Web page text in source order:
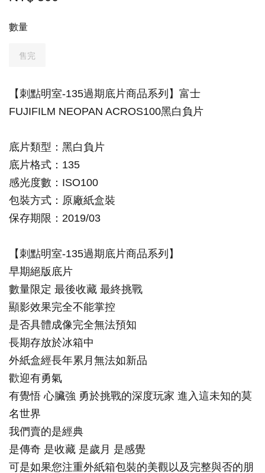
數量
售完
【 刺點明室-135過期底片商品系列 】富士
FUJIFILM NEOPAN ACROS100黑白負片
底片類型 ： 黑白負片
底片格式 ： 135
感光度數 ： ISO100
包裝方式 ： 原廠紙盒裝
保存期限 ： 2019/03
【刺點明室-135過期底片商品系列】
早期絕版底片
數量限定 最後收藏 最終挑戰
顯影效果完全不能掌控
是否具體成像完全無法預知
長期存放於冰箱中
外紙盒經長年累月無法如新品
歡迎有勇氣
有覺悟 心臟強 勇於挑戰的深度玩家 進入這未知的莫
名世界
我們賣的是經典
是傳奇 是收藏 是歲月 是感覺
可是如果您注重外紙箱包裝的美觀以及完整與否的朋